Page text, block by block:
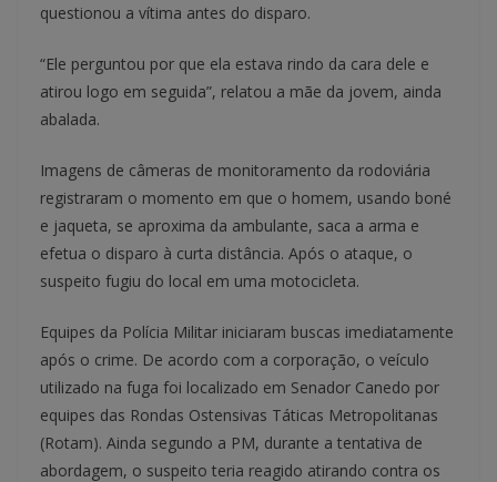
questionou a vítima antes do disparo.
“Ele perguntou por que ela estava rindo da cara dele e
atirou logo em seguida”, relatou a mãe da jovem, ainda
abalada.
Imagens de câmeras de monitoramento da rodoviária
registraram o momento em que o homem, usando boné
e jaqueta, se aproxima da ambulante, saca a arma e
efetua o disparo à curta distância. Após o ataque, o
suspeito fugiu do local em uma motocicleta.
Equipes da Polícia Militar iniciaram buscas imediatamente
após o crime. De acordo com a corporação, o veículo
utilizado na fuga foi localizado em Senador Canedo por
equipes das Rondas Ostensivas Táticas Metropolitanas
(Rotam). Ainda segundo a PM, durante a tentativa de
abordagem, o suspeito teria reagido atirando contra os